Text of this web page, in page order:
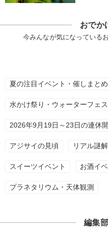
おでか
今みんなが気になっている
夏の注目イベント・催しまとめ
水かけ祭り・ウォーターフェス
2026年9月19日～23日の連休
アジサイの見頃 リアル謎
スイーツイベント お酒イ
プラネタリウム・天体観測
編集